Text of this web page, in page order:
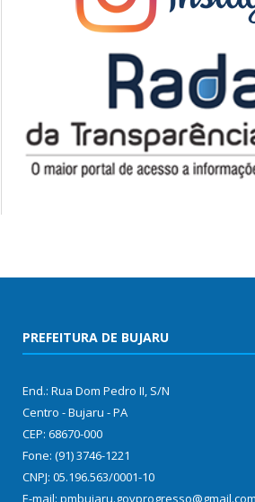
PREFEITURA DE BUJARU
End.: Rua Dom Pedro II, S/N
Centro - Bujaru - PA
CEP: 68670-000
Fone: (91) 3746-1221
CNPJ: 05.196.563/0001-10
E-mail: pmbujaru.govprogresso@gmail.com